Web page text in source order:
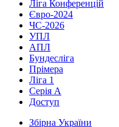
Ліга Конференцій
Євро-2024
ЧС-2026
УПЛ
АПЛ
Бундесліга
Прімера
Ліга 1
Серія А
Доступ
Збірна України